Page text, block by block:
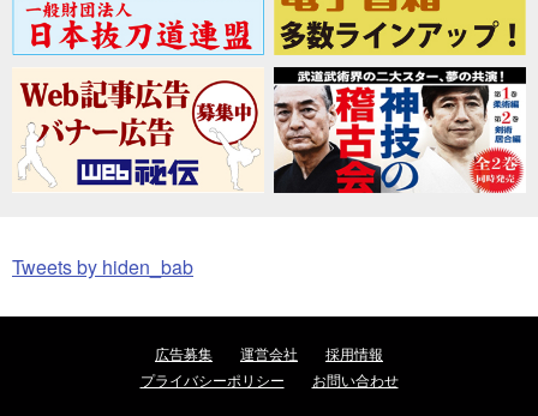
Tweets by hiden_bab
広告募集 運営会社
採用情報
プライバシーポリシー
お問い合わせ